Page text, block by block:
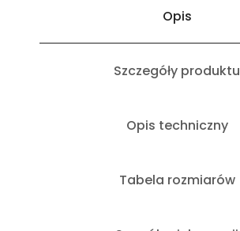
Opis
Szczegóły produktu
Opis techniczny
Tabela rozmiarów